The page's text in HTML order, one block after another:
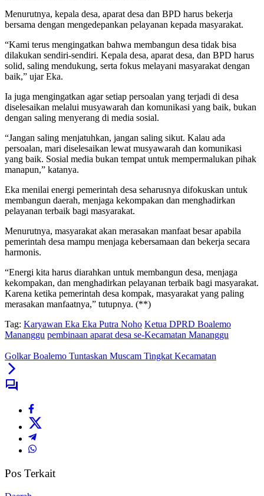
Menurutnya, kepala desa, aparat desa dan BPD harus bekerja
bersama dengan mengedepankan pelayanan kepada masyarakat.
“Kami terus mengingatkan bahwa membangun desa tidak bisa
dilakukan sendiri-sendiri. Kepala desa, aparat desa, dan BPD harus
solid, saling mendukung, serta fokus melayani masyarakat dengan
baik,” ujar Eka.
Ia juga mengingatkan agar setiap persoalan yang terjadi di desa
diselesaikan melalui musyawarah dan komunikasi yang baik, bukan
dengan saling menyerang di media sosial.
“Jangan saling menjatuhkan, jangan saling sikut. Kalau ada
persoalan, mari diselesaikan lewat musyawarah dan komunikasi
yang baik. Sosial media bukan tempat untuk mempermalukan pihak
manapun,” katanya.
Eka menilai energi pemerintah desa seharusnya difokuskan untuk
membangun daerah, menjaga kekompakan dan menghadirkan
pelayanan terbaik bagi masyarakat.
Menurutnya, masyarakat akan merasakan manfaat besar apabila
pemerintah desa mampu menjaga kebersamaan dan bekerja secara
harmonis.
“Energi kita harus diarahkan untuk membangun desa, menjaga
kekompakan, dan menghadirkan pelayanan terbaik bagi masyarakat.
Karena ketika pemerintah desa kompak, masyarakat yang paling
merasakan manfaatnya,” tutupnya. (**)
Tag: Karyawan Eka Eka Putra Noho Ketua DPRD Boalemo
Mananggu pembinaan aparat desa se-Kecamatan Mananggu
Golkar Boalemo Tuntaskan Muscam Tingkat Kecamatan
Pos Terkait